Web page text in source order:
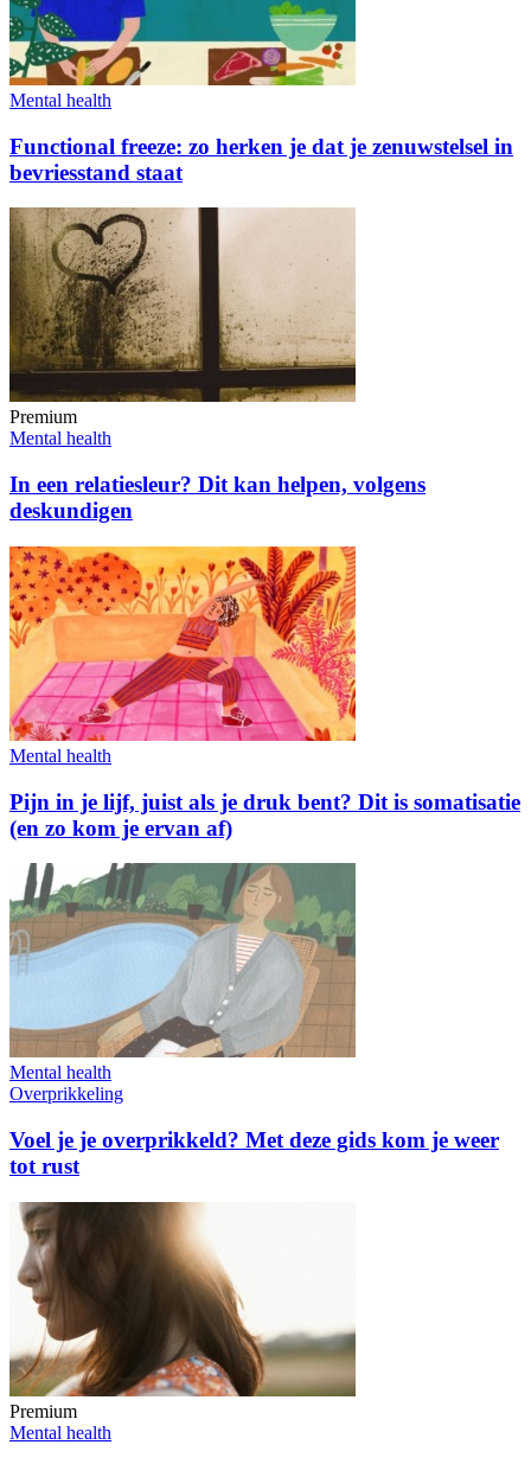
Mental health
Functional freeze: zo herken je dat je zenuwstelsel in
bevriesstand staat
Premium
Mental health
In een relatiesleur? Dit kan helpen, volgens
deskundigen
Mental health
Pijn in je lijf, juist als je druk bent? Dit is somatisatie
(en zo kom je ervan af)
Mental health
Overprikkeling
Voel je je overprikkeld? Met deze gids kom je weer
tot rust
Premium
Mental health